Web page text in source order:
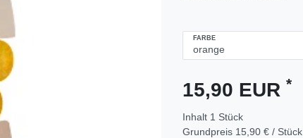
FARBE
15,90 EUR *
Inhalt 1 Stück
Grundpreis 15,90 € / Stück